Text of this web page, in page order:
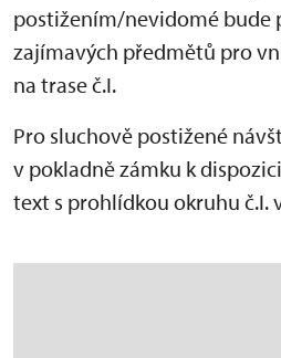
postižením/nevidomé bude
zajímavých předmětů pro
na trase č.I.
Pro sluchově postižené
v pokladně zámku k
text s prohlídkou okruhu č.I.